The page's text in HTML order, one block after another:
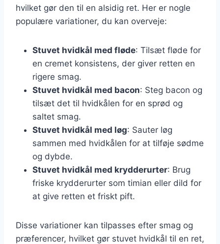
hvilket gør den til en alsidig ret. Her er nogle
populære variationer, du kan overveje:
Stuvet hvidkål med fløde: Tilsæt fløde for
en cremet konsistens, der giver retten en
rigere smag.
Stuvet hvidkål med bacon: Steg bacon og
tilsæt det til hvidkålen for en sprød og
saltet smag.
Stuvet hvidkål med løg: Sauter løg
sammen med hvidkålen for at tilføje sødme
og dybde.
Stuvet hvidkål med krydderurter: Brug
friske krydderurter som timian eller dild for
at give retten et friskt pift.
Disse variationer kan tilpasses efter smag og
præferencer, hvilket gør stuvet hvidkål til en ret,